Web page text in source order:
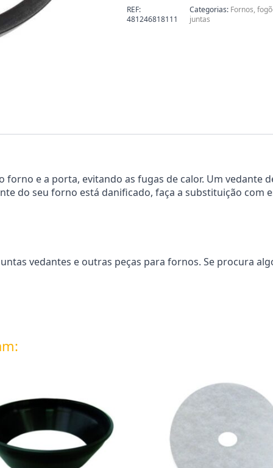
do
Forno
Whirlpool
REF:
481246818111
Categorias: Fornos,
juntas
e a porta, evitando as fugas de calor. Um vedante
do seu forno está danificado, faça a substituição com
vedantes e outras peças para fornos. Se procura